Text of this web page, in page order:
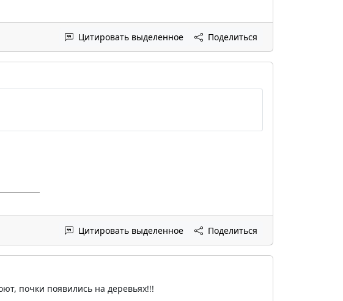
Цитировать выделенное Поделиться
Цитировать выделенное Поделиться
почки появились на деревьях!!!